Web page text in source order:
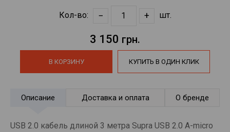
Кол-во: − + шт.
3 150 грн.
В КОРЗИНУ КУПИТЬ В ОДИН КЛИК
Описание Доставка и оплата О бренде
USB 2.0 кабель длиной 3 метра Supra USB 2.0 A-micro